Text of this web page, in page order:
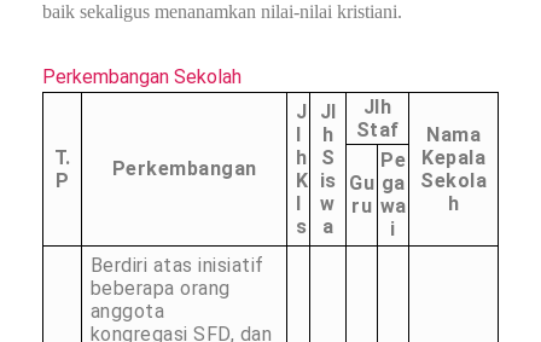
baik sekaligus menanamkan nilai-nilai kristiani.
Perkembangan Sekolah
T.
P
Perkembangan
J
h
K
s
Jl
h
S
is
w
a
Jlh
Staf
Nama
Kepala
Sekola
h
Gu
ru
Pe
ga
wa
i
Berdiri atas inisiatif
beberapa orang
anggota
kongregasi SFD, dan